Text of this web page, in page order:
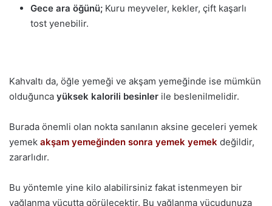
Gece ara öğünü; Kuru meyveler, kekler, çift kaşarlı
tost yenebilir.
Kahvaltı da, öğle yemeği ve akşam yemeğinde ise mümkün
olduğunca yüksek kalorili besinler ile beslenilmelidir.
Burada önemli olan nokta sanılanın aksine geceleri yemek
yemek akşam yemeğinden sonra yemek yemek değildir,
zararlıdır.
Bu yöntemle yine kilo alabilirsiniz fakat istenmeyen bir
yağlanma vücutta görülecektir. Bu yağlanma vücudunuza